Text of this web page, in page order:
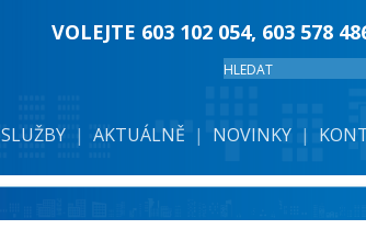
VOLEJTE 603 102 054, 603 578
NOVINKY
AKTUÁLNĚ
SLUŽBY